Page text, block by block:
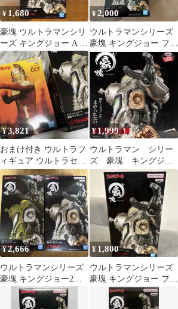
¥ 1,680
豪塊 ウルトラマンシリ
ーズ キングジョー A メ
タリックカラー
¥2,000
ウルトラマンシリーズ
豪塊 キングジョー フィ
ギュア
¥3,821
おまけ付き ウルトラフ
ィギュア ウルトラセブ
ン豪塊 キングジョー２
種セット
¥1,999
ウルトラマン シリー
ズ 豪塊 キングジョ
ー フィギュア メタ
リック
¥2,666
ウルトラマンシリーズ
豪塊 キングジョー2種
セット
¥ 1,800
ウルトラマンシリーズ
豪塊 キングジョー フィ
ギュア